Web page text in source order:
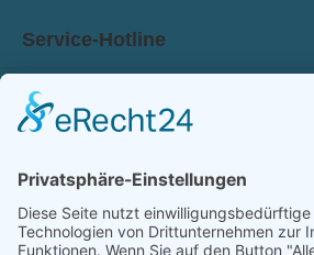
Folge uns:
Service-Hotline
Shop Service